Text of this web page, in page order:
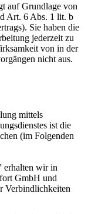
auf Grundlage von
Art. 6 Abs. 1 lit. b
Sie haben die
jederzeit zu
von in der
nicht aus.
mittels
ist die
(im Folgenden
erhalten wir in
GmbH und
Verbindlichkeiten